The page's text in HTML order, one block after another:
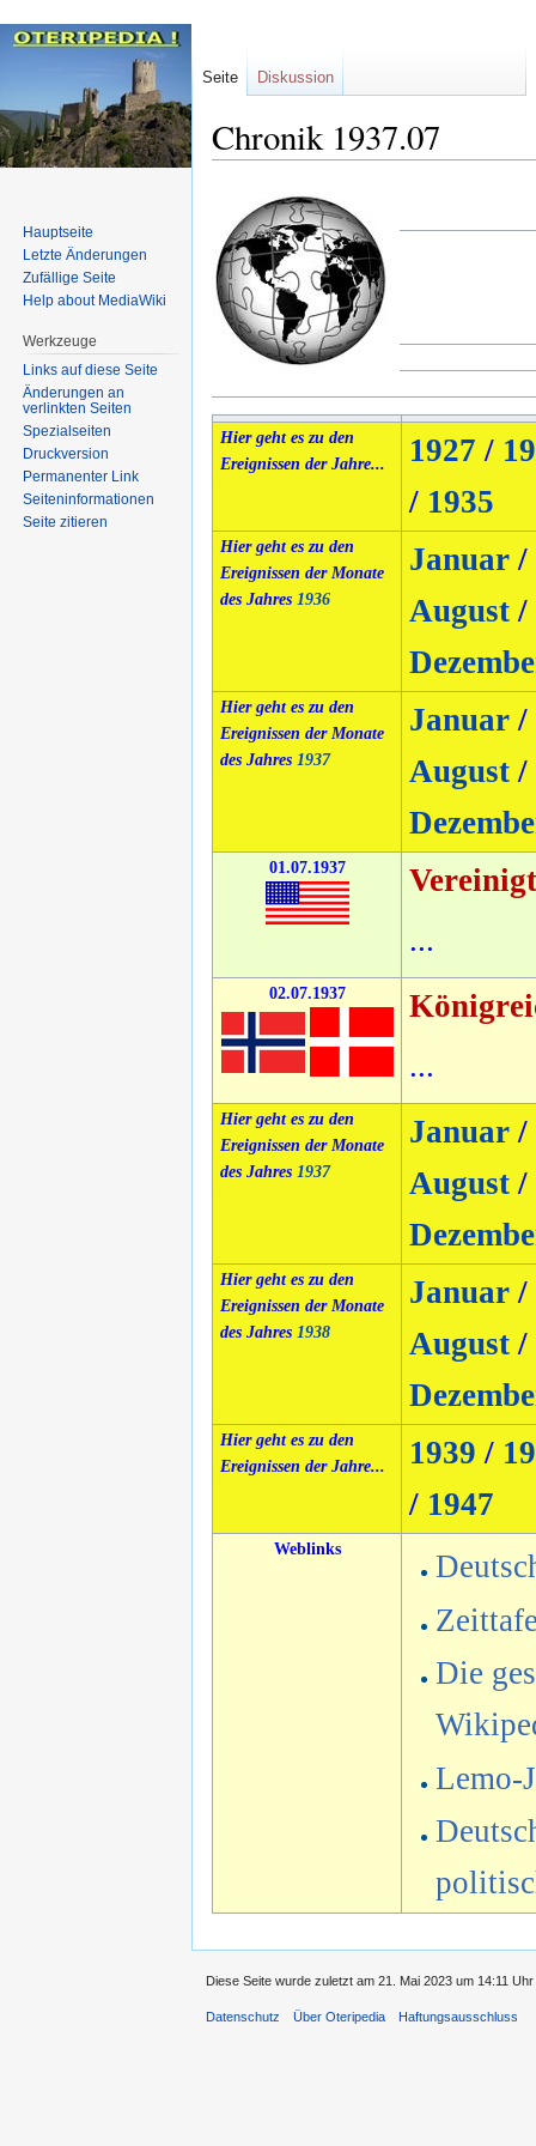
Chronik 1937.07
Navigation
springen
Suche
springen
Hier geht es zu den
Ereignissen der Jahre...
1927 /
/ 1935
Hier geht es zu den
Ereignissen der Monate
des Jahres 1936
Januar/
August/
Hier geht es zu den
Ereignissen der Monate
des Jahres 1937
Januar/
August/
01.07.1937
...
02.07.1937
...
Hier geht es zu den
Ereignissen der Monate
des Jahres 1937
Januar/
August/
Hier geht es zu den
Ereignissen der Monate
des Jahres 1938
Januar/
August/
Hier geht es zu den
Ereignissen der Jahre...
1939 /
/ 1947
Weblinks
Die
Lemo-
Seite Diskussion
Hauptseite
Letzte Änderungen
Zufällige Seite
Help about MediaWiki
Werkzeuge
Links auf diese Seite
Änderungen an
verlinkten Seiten
Spezialseiten
Druckversion
Permanenter Link
Seiten­informationen
Seite zitieren
Diese Seite wurde zuletzt am 21. Mai 2023 um 14:11
Datenschutz Über Oteripedia Haftungsausschluss